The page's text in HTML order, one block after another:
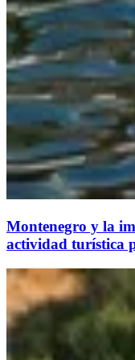
Montenegro y la
actividad turística